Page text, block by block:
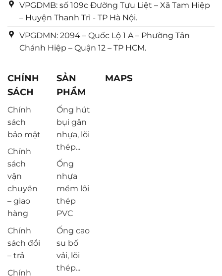
VPGDMB: số 109c Đường Tựu Liệt – Xã Tam Hiệp
– Huyện Thanh Trì - TP Hà Nội.
VPGDMN: 2094 – Quốc Lộ 1 A – Phường Tân
Chánh Hiệp – Quận 12 – TP HCM.
CHÍNH
SÁCH
Chính
sách
bảo mật
Chính
sách
vận
chuyển
– giao
hàng
Chính
sách đổi
– trả
Chính
SẢN
PHẨM
Ống hút
bụi gân
nhựa, lõi
thép...
Ống
nhựa
mềm lõi
thép
PVC
Ống cao
su bố
vải, lõi
thép...
MAPS